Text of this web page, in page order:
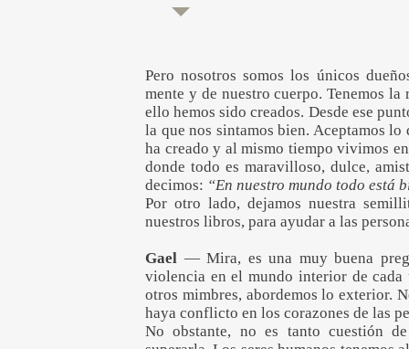
Pero nosotros somos los únicos
mente y de nuestro cuerpo. Tenemos
ello hemos sido creados. Desde ese
la que nos sintamos bien. Aceptamos
ha creado y al mismo tiempo vivimos
donde todo es maravilloso, dulce,
decimos: “En nuestro mundo todo está
Por otro lado, dejamos nuestra
nuestros libros, para ayudar a las
Gael — Mira, es una muy buena
violencia en el mundo interior de cada
otros mimbres, abordemos lo exterior.
haya conflicto en los corazones de las
No obstante, no es tanto cuestión